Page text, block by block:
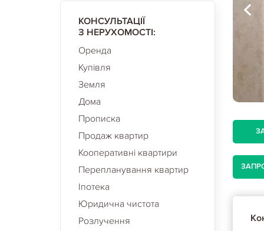
КОНСУЛЬТАЦІЇ
З НЕРУХОМОСТІ:
Оренда
Купівля
Земля
Дома
Прописка
Продаж квартир
Кооперативні квартири
Перепланування квартир
Іпотека
Юридична чистота
Розлучення